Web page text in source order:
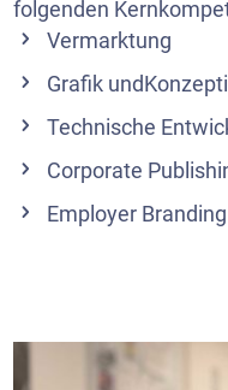
folgenden
Vermarktung
Grafik
Technische
Corporate
Employer Branding